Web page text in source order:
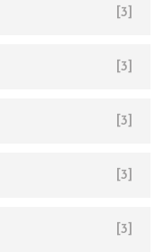
[3]
[3]
[3]
[3]
[3]